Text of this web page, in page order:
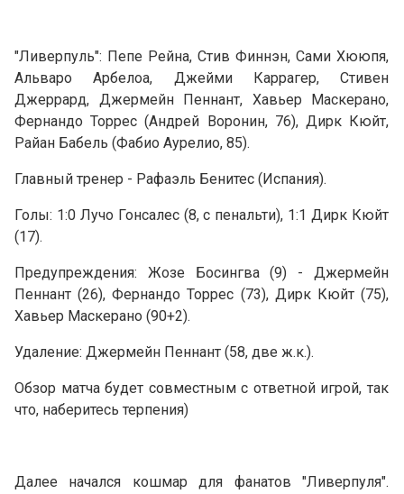
"Ливерпуль": Пепе Рейна, Стив Финнэн, Сами Хююпя,
Альваро Арбелоа, Джейми Каррагер, Стивен
Джеррард, Джермейн Пеннант, Хавьер Маскерано,
Фернандо Торрес (Андрей Воронин, 76), Дирк Кюйт,
Райан Бабель (Фабио Аурелио, 85).
Главный тренер - Рафаэль Бенитес (Испания).
Голы: 1:0 Лучо Гонсалес (8, с пенальти), 1:1 Дирк Кюйт
(17).
Предупреждения: Жозе Босингва (9) - Джермейн
Пеннант (26), Фернандо Торрес (73), Дирк Кюйт (75),
Хавьер Маскерано (90+2).
Удаление: Джермейн Пеннант (58, две ж.к.).
Обзор матча будет совместным с ответной игрой, так
что, наберитесь терпения)
Далее начался кошмар для фанатов "Ливерпуля".